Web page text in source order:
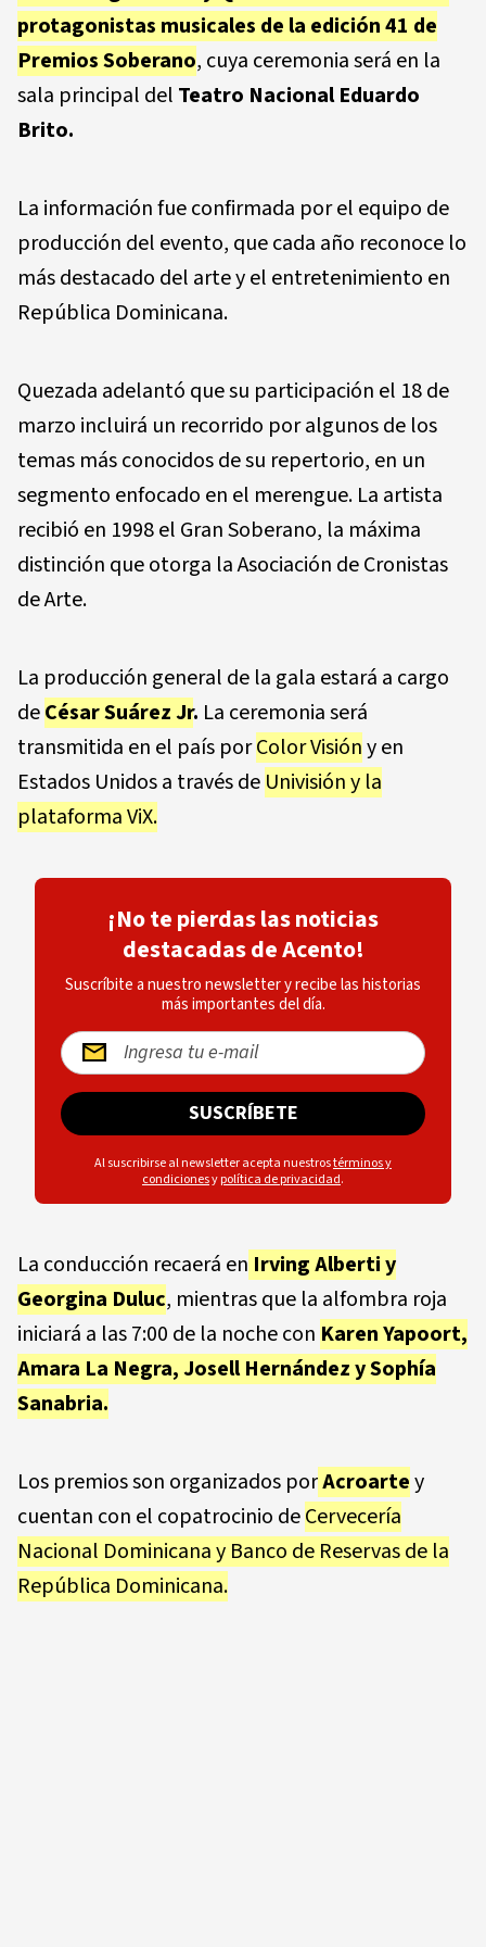
protagonistas musicales de la edición 41 de
Premios Soberano, cuya ceremonia será en la
sala principal del Teatro Nacional Eduardo
Brito.
La información fue confirmada por el equipo de
producción del evento, que cada año reconoce lo
más destacado del arte y el entretenimiento en
República Dominicana.
Quezada adelantó que su participación el 18 de
marzo incluirá un recorrido por algunos de los
temas más conocidos de su repertorio, en un
segmento enfocado en el merengue. La artista
recibió en 1998 el Gran Soberano, la máxima
distinción que otorga laAsociación de Cronistas
de Arte.
La producción general de la gala estará a cargo
deCésar Suárez Jr. La ceremonia será
transmitida en el país porColor Visióny en
Estados Unidos a través de Univisióny la
plataforma ViX.
¡No te pierdas las noticias
destacadas de Acento!
Suscríbite a nuestro newsletter y recibe las historias
más importantes del día.
SUSCRÍBETE
Al suscribirse al newsletter acepta nuestrostérminos y
condicionesypolítica de privacidad.
La conducción recaerá en Irving Albertiy
Georgina Duluc, mientras que la alfombra roja
iniciará a las 7:00 de la noche con Karen Yapoort,
Amara La Negra,Josell HernándezySophía
Sanabria.
Los premios son organizados porAcroartey
cuentan con el copatrocinio deCervecería
Nacional Dominicanay Banco de Reservas de la
República Dominicana.